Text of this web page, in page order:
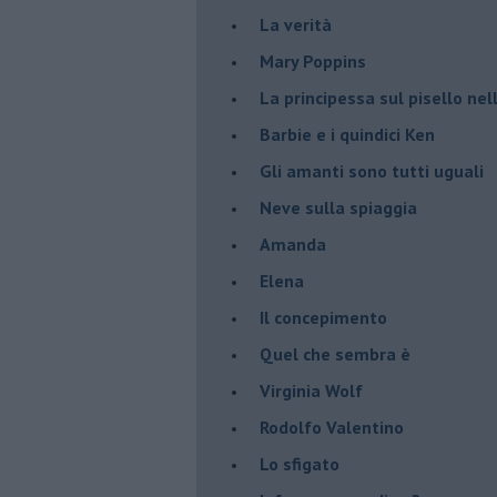
La verità
Mary Poppins
La principessa sul pisello
Barbie e i quindici Ken
Gli amanti sono tutti uguali
Neve sulla spiaggia
Amanda
Elena
Il concepimento
Quel che sembra è
Virginia Wolf
Rodolfo Valentino
Lo sfigato